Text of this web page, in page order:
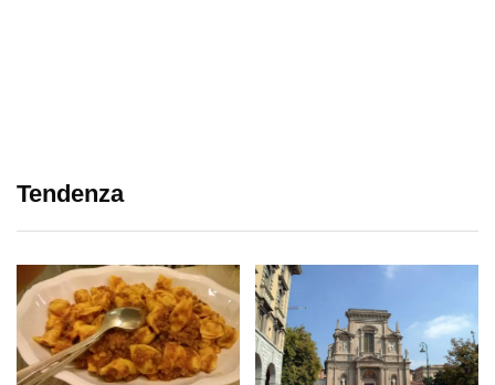
Tendenza